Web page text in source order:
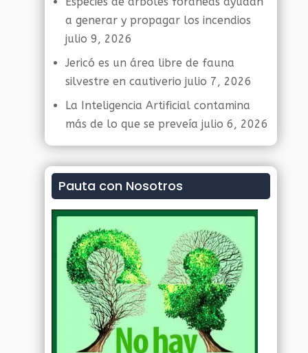
a generar y propagar los incendios
julio 9, 2026
Jericó es un área libre de fauna
silvestre en cautiverio julio 7, 2026
La Inteligencia Artificial contamina
más de lo que se preveía julio 6, 2026
Pauta con Nosotros